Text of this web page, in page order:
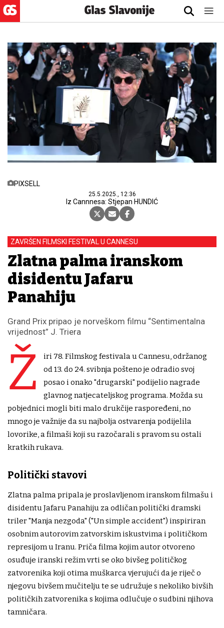
PIXSELL
25.5.2025., 12:36
Iz Cannnesa: Stjepan HUNDIĆ
ZAVRŠEN FILMSKI FESTIVAL U CANNESU
Zlatna palma iranskom
disidentu Jafaru
Panahiju
Grand Prix pripao je norveškom filmu “Sentimentalna
vrijednost” J. Triera
Ž
iri 78. Filmskog festivala u Cannesu, održanog
od 13. do 24. svibnja pošteno je odradio svoj
posao i onako "drugarski" podijelio nagrade
glavnog natjecateljskog programa. Možda su
pobjednici mogli biti malo drukčije raspoređeni, no
mnogo je važnije da su najbolja ostvarenja podijelila
lovorike, a filmaši koji su razočarali s pravom su ostali
kratkih rukava.
Politički stavovi
Zlatna palma pripala je proslavljenom iranskom filmašu i
disidentu Jafaru Panahiju za odličan politički dramski
triler "Manja nezgoda" ("Un simple accident") inspiriran
osobnim autorovim zatvorskim iskustvima i političkom
represijom u Iranu. Priča filma kojim autor otvoreno
osuđuje iranski režim vrti se oko bivšeg političkog
zatvorenika koji otima muškarca vjerujući da je riječ o
njegovu bivšem mučitelju te se udružuje s nekoliko bivših
političkih zatvorenika s kojima odlučuje o sudbini njihova
tamničara.